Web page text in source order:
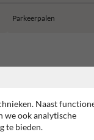
Parkeerpalen
Naast
we ook analytische
te bieden.